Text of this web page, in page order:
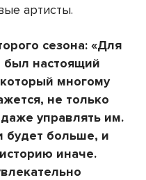
артисты.
сезона: «Для
был настоящий
многому
не только
управлять им.
будет больше, и
иначе.